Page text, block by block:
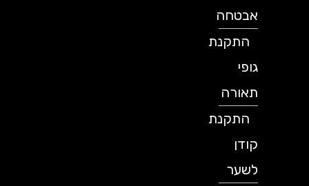
אבטחה
התקנת
תאורה
התקנת
לשער